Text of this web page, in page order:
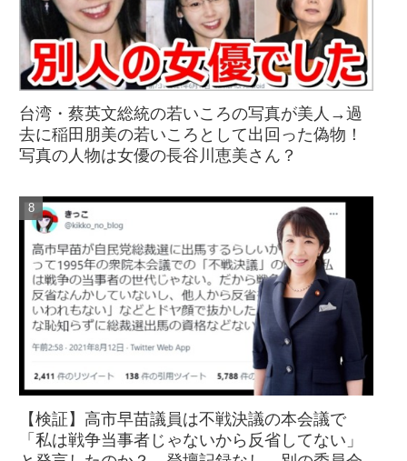
台湾・蔡英文総統の若いころの写真が美人→過
去に稲田朋美の若いころとして出回った偽物！
写真の人物は女優の長谷川恵美さん？
【検証】高市早苗議員は不戦決議の本会議で
「私は戦争当事者じゃないから反省してない」